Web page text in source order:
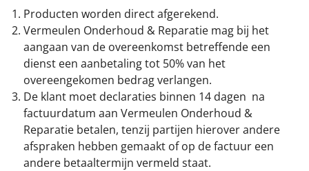
Producten worden direct afgerekend.
Vermeulen Onderhoud & Reparatie mag bij het
aangaan van de overeenkomst betreffende een
dienst een aanbetaling tot 50% van het
overeengekomen bedrag verlangen.
De klant moet declaraties binnen 14 dagen na
factuurdatum aan Vermeulen Onderhoud &
Reparatie betalen, tenzij partijen hierover andere
afspraken hebben gemaakt of op de factuur een
andere betaaltermijn vermeld staat.